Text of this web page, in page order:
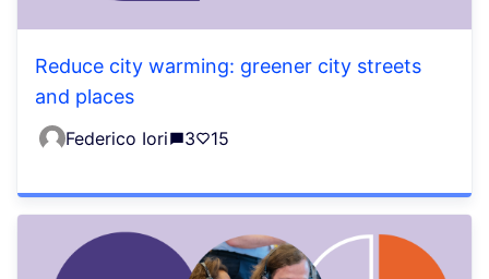
Reduce city warming: greener city streets
and places
Federico Iori 3 15